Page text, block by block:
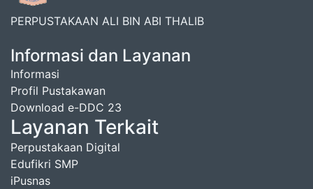
PERPUSTAKAAN ALI BIN ABI THALIB
Informasi dan Layanan
Informasi
Profil Pustakawan
Download e-DDC 23
Layanan Terkait
Perpustakaan Digital
Edufikri SMP
iPusnas